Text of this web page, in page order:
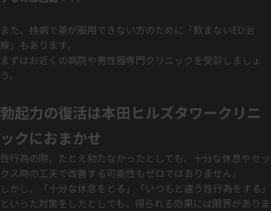
また、持病で薬が服用できない方のために「飲まないED治
療」もあります。
まずはお近くの病院や男性器専門クリニックを受診しましょ
う。
勃起力の復活は本田ヒルズタワークリニ
ックにおまかせ
性行為の際、たとえ勃たなかったとしても、十分な休息やセッ
クス時の工夫で改善する可能性もゼロではありません。
しかし、「十分な休息をとる」「いつもと違う性行為をする」
といった対策をしたとしても、得られる効果には限界がありま